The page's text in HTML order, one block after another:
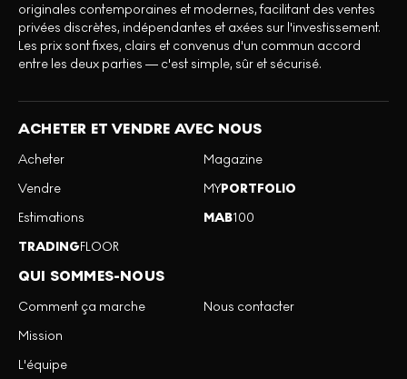
originales contemporaines et modernes, facilitant des ventes
privées discrètes, indépendantes et axées sur l'investissement.
Les prix sont fixes, clairs et convenus d'un commun accord
entre les deux parties — c'est simple, sûr et sécurisé.
ACHETER ET VENDRE AVEC NOUS
Acheter
Vendre
Estimations
TRADINGFLOOR
Magazine
MYPORTFOLIO
MAB100
QUI SOMMES-NOUS
Comment ça marche
Mission
L'équipe
Nous contacter